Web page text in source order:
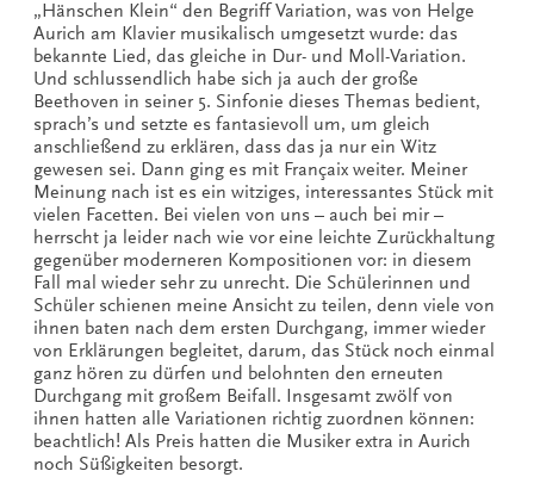
„Hänschen Klein“ den Begriff Variation, was von Helge
Aurich am Klavier musikalisch umgesetzt wurde: das
bekannte Lied, das gleiche in Dur- und Moll-Variation.
Und schlussendlich habe sich ja auch der große
Beethoven in seiner 5. Sinfonie dieses Themas bedient,
sprach’s und setzte es fantasievoll um, um gleich
anschließend zu erklären, dass das ja nur ein Witz
gewesen sei. Dann ging es mit Françaix weiter. Meiner
Meinung nach ist es ein witziges, interessantes Stück mit
vielen Facetten. Bei vielen von uns – auch bei mir –
herrscht ja leider nach wie vor eine leichte Zurückhaltung
gegenüber moderneren Kompositionen vor: in diesem
Fall mal wieder sehr zu unrecht. Die Schülerinnen und
Schüler schienen meine Ansicht zu teilen, denn viele von
ihnen baten nach dem ersten Durchgang, immer wieder
von Erklärungen begleitet, darum, das Stück noch einmal
ganz hören zu dürfen und belohnten den erneuten
Durchgang mit großem Beifall. Insgesamt zwölf von
ihnen hatten alle Variationen richtig zuordnen können:
beachtlich! Als Preis hatten die Musiker extra in Aurich
noch Süßigkeiten besorgt.